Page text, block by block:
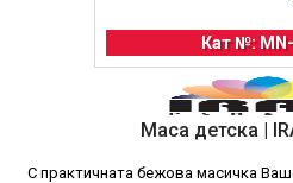
Кат №:
Маса детска |
С практичната бежова масичка